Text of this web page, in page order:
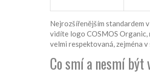
Nejrozšířenějším standardem
vidíte logo COSMOS
velmi respektovaná, zejména
Co smí a nesmí